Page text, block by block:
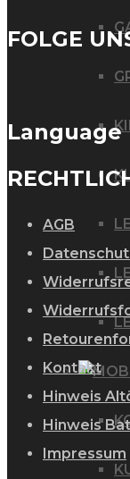
FOLGE
Language
AGB
Kontakt
Hinweis
Hinweis
Impressum